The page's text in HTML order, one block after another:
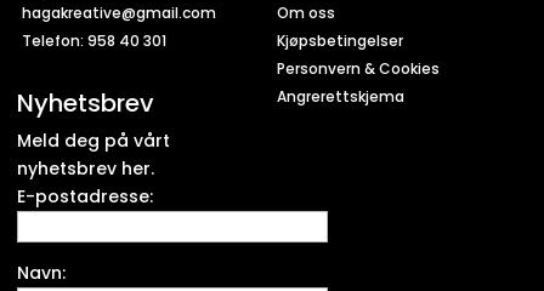
hagakreative@gmail.com
Telefon: 958 40 301
Nyhetsbrev
Meld deg på vårt
nyhetsbrev her.
E-postadresse:
Navn:
Om oss
Kjøpsbetingelser
Personvern & Cookies
Angrerettskjema